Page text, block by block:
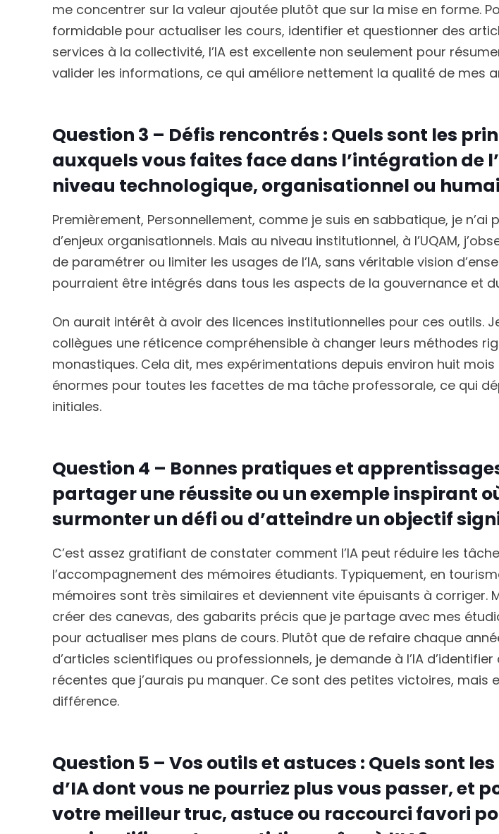
me concentrer sur la valeur ajoutée plutôt que sur la mise en forme.
formidable pour actualiser les cours, identifier et questionner des
services à la collectivité, l’IA est excellente non seulement pour
valider les informations, ce qui améliore nettement la qualité de mes
Question 3 – Défis rencontrés : Quels sont les
auxquels vous faites face dans l’intégration de
niveau technologique, organisationnel ou
Premièrement, Personnellement, comme je suis en sabbatique, je
d’enjeux organisationnels. Mais au niveau institutionnel, à l’UQAM,
de paramétrer ou limiter les usages de l’IA, sans véritable vision
pourraient être intégrés dans tous les aspects de la gouvernance et
On aurait intérêt à avoir des licences institutionnelles pour ces outils.
collègues une réticence compréhensible à changer leurs méthodes
monastiques. Cela dit, mes expérimentations depuis environ huit
énormes pour toutes les facettes de ma tâche professorale, ce qui
initiales.
Question 4 – Bonnes pratiques et
partager une réussite ou un exemple inspirant
surmonter un défi ou d’atteindre un objectif
C’est assez gratifiant de constater comment l’IA peut réduire les
l’accompagnement des mémoires étudiants. Typiquement, en
mémoires sont très similaires et deviennent vite épuisants à corriger.
créer des canevas, des gabarits précis que je partage avec mes
pour actualiser mes plans de cours. Plutôt que de refaire chaque
d’articles scientifiques ou professionnels, je demande à l’IA
récentes que j’aurais pu manquer. Ce sont des petites victoires, mais
différence.
Question 5 – Vos outils et astuces : Quels sont
d’IA dont vous ne pourriez plus vous passer, et
votre meilleur truc, astuce ou raccourci favori